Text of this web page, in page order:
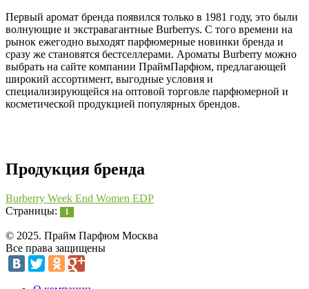
Первый аромат бренда появился только в 1981 году, это были
волнующие и экстравагантные Burberrys. С того времени на
рынок ежегодно выходят парфюмерные новинки бренда и
сразу же становятся бестселлерами. Ароматы Burberry можно
выбрать на сайте компании ПраймПарфюм, предлагающей
широкий ассортимент, выгодные условия и
специализирующейся на оптовой торговле парфюмерной и
косметической продукцией популярных брендов.
Продукция бренда
Burberry Week End Women EDP
Страницы:
1
© 2025. Прайм Парфюм Москва
Все права защищены